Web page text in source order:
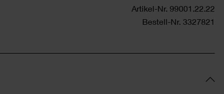
Artikel-Nr. 99001.22.22
Bestell-Nr. 3327821